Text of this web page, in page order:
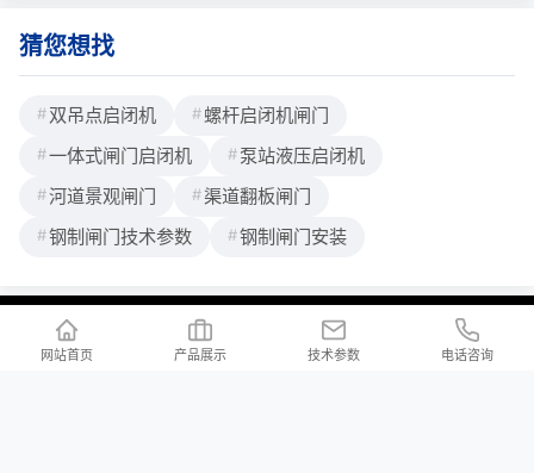
猜您想找
双吊点启闭机
螺杆启闭机闸门
一体式闸门启闭机
泵站液压启闭机
河道景观闸门
渠道翻板闸门
钢制闸门技术参数
钢制闸门安装
联系我们 / Contact us
网站首页 产品展示 技术参数 电话咨询